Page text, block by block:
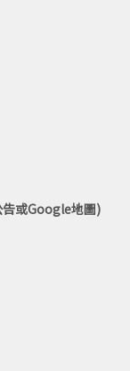
告或Google地圖)